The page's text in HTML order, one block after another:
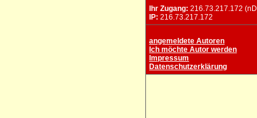
Ihr Zugang: 216.73.217.172
IP: 216.73.217.172
angemeldete Autoren
Ich möchte Autor werden
Impressum
Datenschutzerklärung